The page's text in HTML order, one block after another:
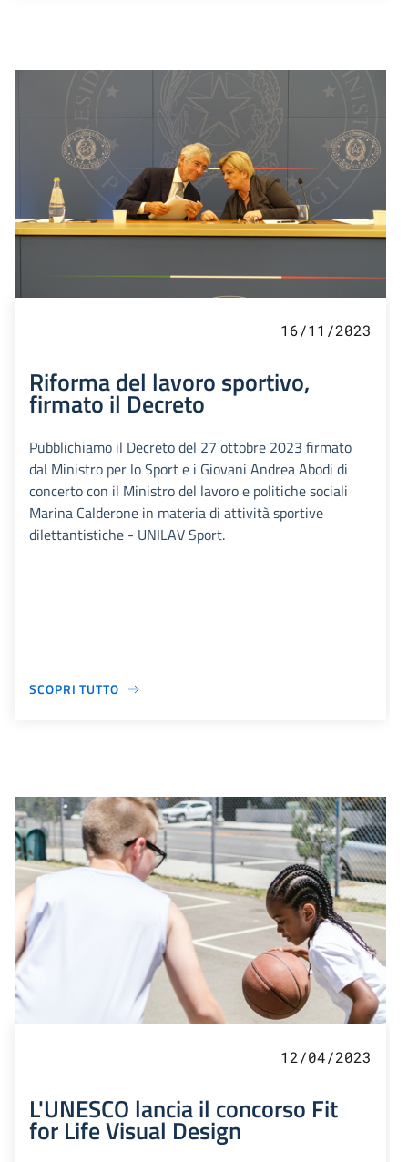
16/11/2023
Riforma del lavoro sportivo,
firmato il Decreto
Pubblichiamo il Decreto del 27 ottobre 2023 firmato
dal Ministro per lo Sport e i Giovani Andrea Abodi di
concerto con il Ministro del lavoro e politiche sociali
Marina Calderone in materia di attività sportive
dilettantistiche - UNILAV Sport.
SCOPRI TUTTO
12/04/2023
L'UNESCO lancia il concorso Fit
for Life Visual Design